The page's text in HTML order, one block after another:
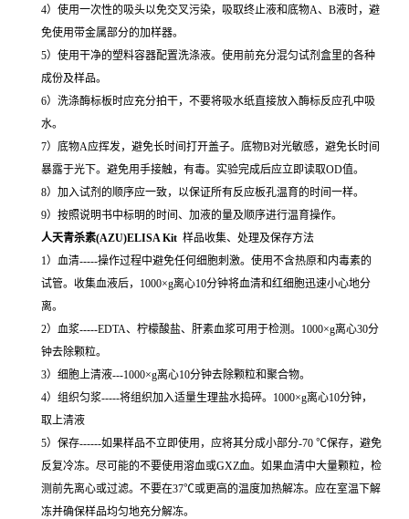
4）使用一次性的吸头以免交叉污染，吸取终止液和底物A、B液时，避
免使用带金属部分的加样器。
5）使用干净的塑料容器配置洗涤液。使用前充分混匀试剂盒里的各种
成份及样品。
6）洗涤酶标板时应充分拍干，不要将吸水纸直接放入酶标反应孔中吸
水。
7）底物A应挥发，避免长时间打开盖子。底物B对光敏感，避免长时间
暴露于光下。避免用手接触，有毒。实验完成后应立即读取OD值。
8）加入试剂的顺序应一致，以保证所有反应板孔温育的时间一样。
9）按照说明书中标明的时间、加液的量及顺序进行温育操作。
人天青杀素(AZU)ELISA Kit 样品收集、处理及保存方法
1）血清-----操作过程中避免任何细胞刺激。使用不含热原和内毒素的
试管。收集血液后，1000×g离心10分钟将血清和红细胞迅速小心地分
离。
2）血浆-----EDTA、柠檬酸盐、肝素血浆可用于检测。1000×g离心30分
钟去除颗粒。
3）细胞上清液---1000×g离心10分钟去除颗粒和聚合物。
4）组织匀浆-----将组织加入适量生理盐水捣碎。1000×g离心10分钟，
取上清液
5）保存------如果样品不立即使用，应将其分成小部分-70 ℃保存，避免
反复冷冻。尽可能的不要使用溶血或GXZ血。如果血清中大量颗粒，检
测前先离心或过滤。不要在37℃或更高的温度加热解冻。应在室温下解
冻并确保样品均匀地充分解冻。